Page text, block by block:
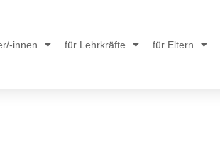
innen für Lehrkräfte für Eltern